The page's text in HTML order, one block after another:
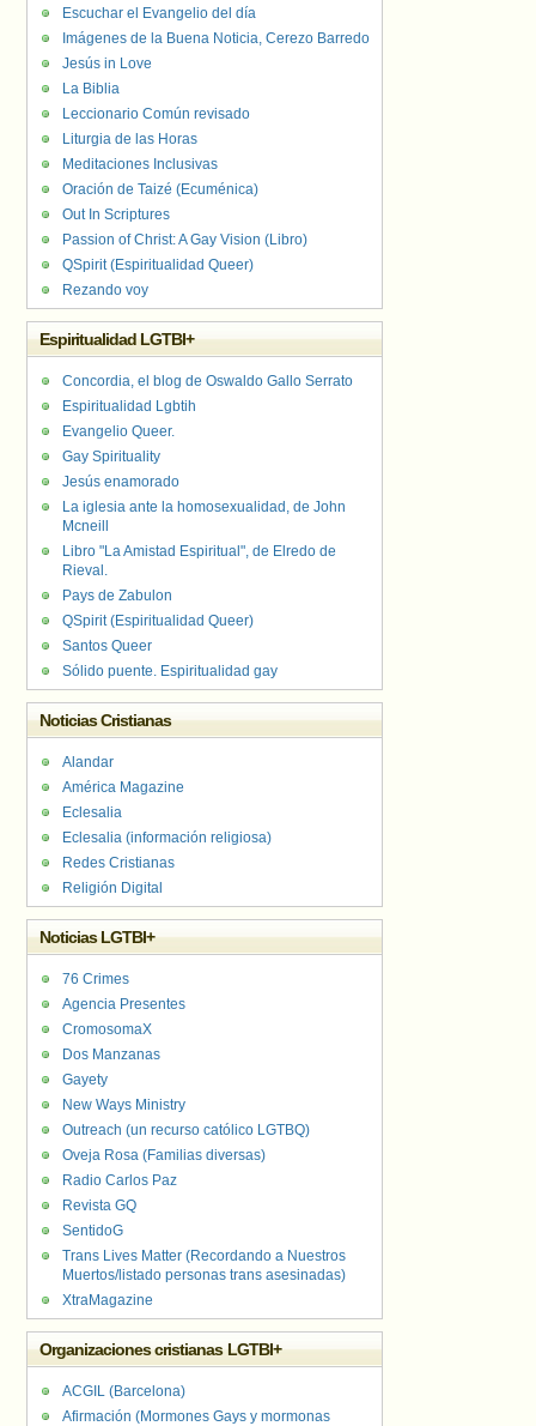
Escuchar el Evangelio del día
Imágenes de la Buena Noticia, Cerezo Barredo
Jesús in Love
La Biblia
Leccionario Común revisado
Liturgia de las Horas
Meditaciones Inclusivas
Oración de Taizé (Ecuménica)
Out In Scriptures
Passion of Christ: A Gay Vision (Libro)
QSpirit (Espiritualidad Queer)
Rezando voy
Espiritualidad LGTBI+
Concordia, el blog de Oswaldo Gallo Serrato
Espiritualidad Lgbtih
Evangelio Queer.
Gay Spirituality
Jesús enamorado
La iglesia ante la homosexualidad, de John
Mcneill
Libro "La Amistad Espiritual", de Elredo de
Rieval.
Pays de Zabulon
QSpirit (Espiritualidad Queer)
Santos Queer
Sólido puente. Espiritualidad gay
Noticias Cristianas
Alandar
América Magazine
Eclesalia
Eclesalia (información religiosa)
Redes Cristianas
Religión Digital
Noticias LGTBI+
76 Crimes
Agencia Presentes
CromosomaX
Dos Manzanas
Gayety
New Ways Ministry
Outreach (un recurso católico LGTBQ)
Oveja Rosa (Familias diversas)
Radio Carlos Paz
Revista GQ
SentidoG
Trans Lives Matter (Recordando a Nuestros
Muertos/listado personas trans asesinadas)
XtraMagazine
Organizaciones cristianas LGTBI+
ACGIL (Barcelona)
Afirmación (Mormones Gays y mormonas